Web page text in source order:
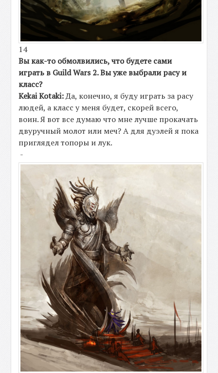
14
Вы как-то обмолвились, что будете сами
играть в Guild Wars 2. Вы уже выбрали расу и
класс?
Kekai Kotaki:Да, конечно, я буду играть за расу
людей, а класс у меня будет, скорей всего,
воин. Я вот все думаю что мне лучше прокачать
двуручный молот или меч? А для дуэлей я пока
приглядел топоры и лук.
-